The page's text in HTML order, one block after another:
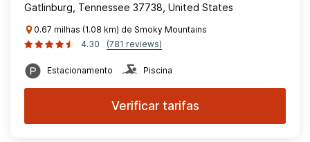
Gatlinburg, Tennessee 37738, United States
0.67 milhas (1.08 km) de Smoky Mountains
4.30
(781 reviews)
Estacionamento Piscina
Verificar tarifas